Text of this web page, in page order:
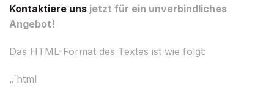
Kontaktiere uns jetzt für ein unverbindliches
Angebot!
Das HTML-Format des Textes ist wie folgt:
„`html